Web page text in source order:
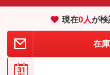
現在0人が検
在